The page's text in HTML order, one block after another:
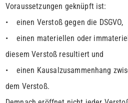
Voraussetzungen geknüpft ist:
• einen Verstoß gegen die DSGVO,
• einen materiellen oder
diesem Verstoß resultiert und
• einen Kausalzusammenhang
dem Verstoß.